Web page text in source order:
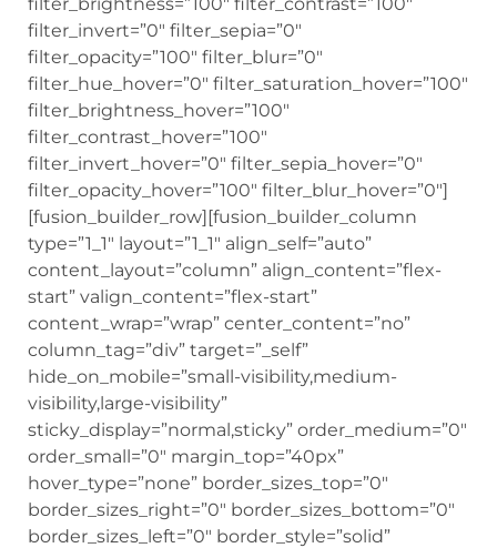
filter_invert=”0″ filter_sepia=”0″
filter_opacity=”100″ filter_blur=”0″
filter_hue_hover=”0″ filter_saturation_hover=”100″
filter_brightness_hover=”100″
filter_contrast_hover=”100″
filter_invert_hover=”0″ filter_sepia_hover=”0″
filter_opacity_hover=”100″ filter_blur_hover=”0″]
[fusion_builder_row][fusion_builder_column
type=”1_1″ layout=”1_1″ align_self=”auto”
content_layout=”column” align_content=”flex-
start” valign_content=”flex-start”
content_wrap=”wrap” center_content=”no”
column_tag=”div” target=”_self”
hide_on_mobile=”small-visibility,medium-
visibility,large-visibility”
sticky_display=”normal,sticky” order_medium=”0″
order_small=”0″ margin_top=”40px”
hover_type=”none” border_sizes_top=”0″
border_sizes_right=”0″ border_sizes_bottom=”0″
border_sizes_left=”0″ border_style=”solid”